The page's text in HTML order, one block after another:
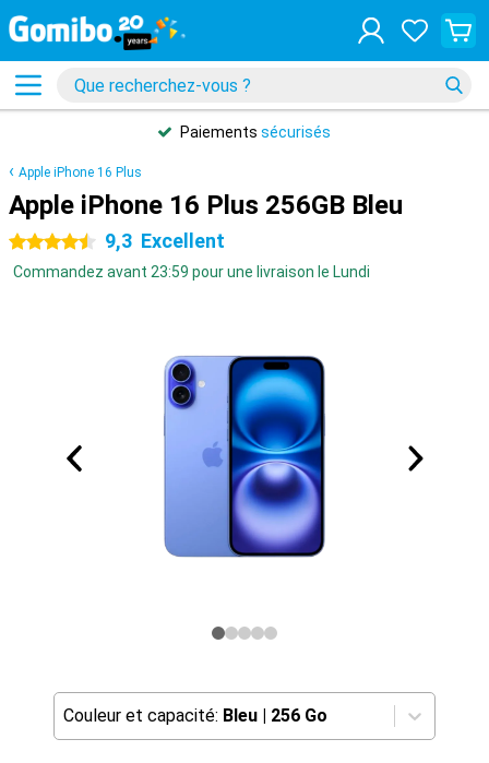
Paiements sécurisés
Apple iPhone 16 Plus
Apple iPhone 16 Plus 256GB Bleu
4.5 étoiles 9,3 Excellent
Commandez avant 23:59 pour une livraison le Lundi
Couleur et capacité: Bleu | 256 Go